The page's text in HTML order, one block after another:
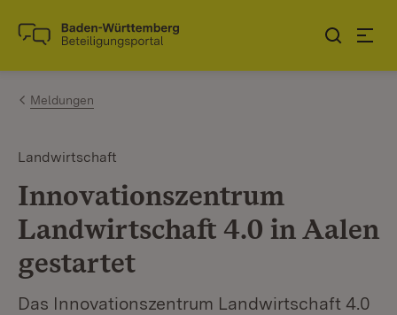
Zum Inhalt springen
Link zur Startseite
Meldungen
Landwirtschaft
Innovationszentrum
Landwirtschaft 4.0 in Aalen
gestartet
Das Innovationszentrum Landwirtschaft 4.0